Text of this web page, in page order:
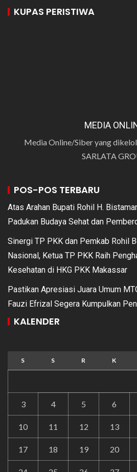
KUPAS PERISTIWA
MEDIA
Media Online/Siber yang
SARLATA
POS-POS TERBARU
Atas Arahan Bupati Rohil H.
Padukan Budaya Sehat dan
Sinergi TP PKK dan Pemkab Rohil
Nasional, Ketua TP PKK Raih
Kesehatan di HKG PKK Makassar
Pastikan Apresiasi Juara Umum
Fauzi Efrizal Segera Kumpulkan
KALENDER
S S R K
3 4 5 6
10 11 12 13
17 18 19 20